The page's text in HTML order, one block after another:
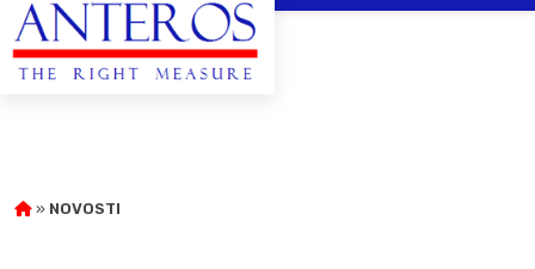
» NOVOSTI